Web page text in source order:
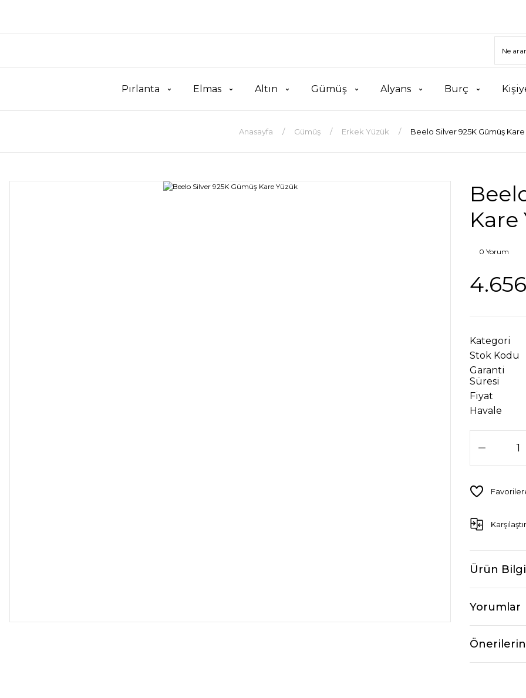
Pırlanta Elmas Altın Gümüş Alyans Burç
Anasayfa Gümüş Erkek Yüzük Beelo Silver 925K Gümüş
Kare
0 Yorum
Kategori
Stok Kodu
Garanti
Süresi
Fiyat
Havale
Karşılaştır
Ürün
Yorumlar